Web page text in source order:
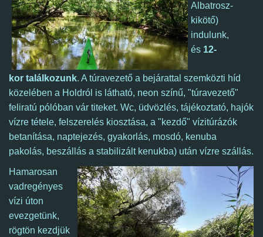
Albatrosz-
kikötő)
indulunk,
és 12-
kor találkozunk. A túravezető a bejárattal szemközti híd
közelében a Holdról is látható, neon színű, "túravezető"
feliratú pólóban vár titeket. Wc, üdvözlés, tájékoztató, hajók
vízre tétele, felszerelés kiosztása, a "kezdő" vízitúrázók
betanítása, naptejezés, gyakorlás, mosdó, kenuba
pakolás, beszállás a stabilizált kenukba) után vízre szállás.
Hamarosan
vadregényes
vízi úton
evezgetünk,
rögtön kezdjük